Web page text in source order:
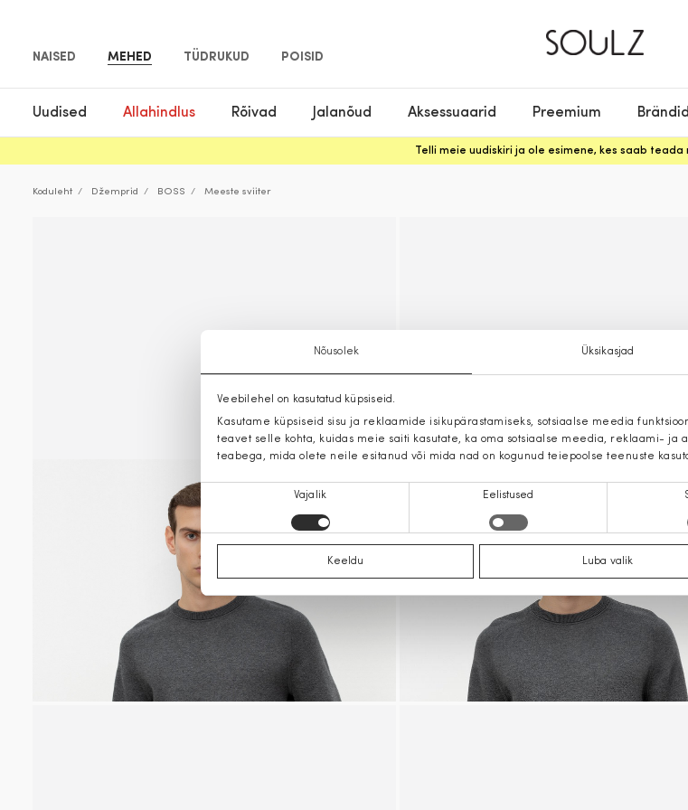
Nõusolek Üksikasjad
Veebilehel on kasutatud küpsiseid.
Kasutame küpsiseid sisu ja reklaamide isikupärastamiseks, sotsiaalse meedia
teavet selle kohta, kuidas meie saiti kasutate, ka oma sotsiaalse meedia, reklaami-
teabega, mida olete neile esitanud või mida nad on kogunud teiepoolse teenuste
Vajalik Eelistused
Keeldu Luba valik
NAISED MEHED TÜDRUKUD POISID
Uudised Allahindlus Rõivad Jalanõud Aksessuaarid Preemium Brändid
Telli meie uudiskiri ja ole esimene, kes saab teada
Koduleht Džemprid BOSS Meeste sviiter